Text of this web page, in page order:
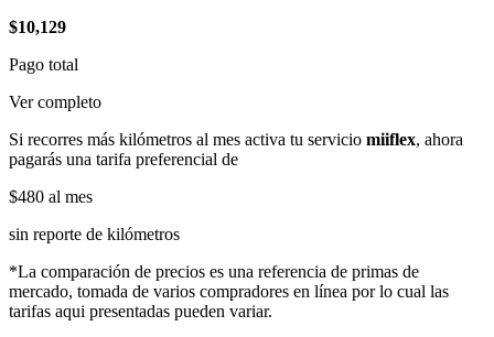
$10,129
Pago total
Ver completo
Si recorres más kilómetros al mes activa tu servicio miiflex, ahora
pagarás una tarifa preferencial de
$480 al mes
sin reporte de kilómetros
*La comparación de precios es una referencia de primas de
mercado, tomada de varios compradores en línea por lo cual las
tarifas aqui presentadas pueden variar.